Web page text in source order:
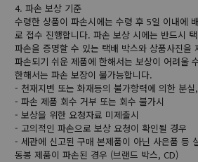
4. 파손 보상 기준
수령한 상품이 파손시에는 수령 후 5일 이내에
로 접수 진행합니다. 파손 보상 시에는 반드시
파손을 증명할 수 있는 택배 박스와 상품사진을
파손되기 쉬운 제품에 한해서는 보상이 어려울
한해서는 파손 보장이 불가능합니다.
- 천재지변 또는 화재등의 불가항력에 의한 분
- 파손 제품 회수 거부 또는 회수 불가시
- 보상을 위한 요청자료 미제출시
- 고의적인 파손으로 보상 요청이 확인될 경우
- 세관에 신고된 구매 본제품이 아닌 사은품 등
동봉 제품이 파손된 경우 (브랜드 박스, CD)